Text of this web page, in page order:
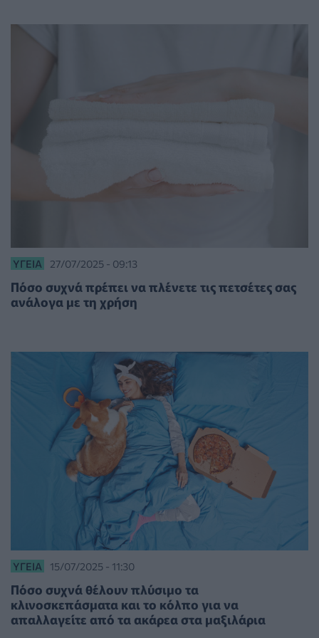
ΥΓΕΊΑ 27/07/2025 - 09:13
Πόσο συχνά πρέπει να πλένετε τις πετσέτες σας
ανάλογα με τη χρήση
ΥΓΕΊΑ 15/07/2025 - 11:30
Πόσο συχνά θέλουν πλύσιμο τα
κλινοσκεπάσματα και το κόλπο για να
απαλλαγείτε από τα ακάρεα στα μαξιλάρια